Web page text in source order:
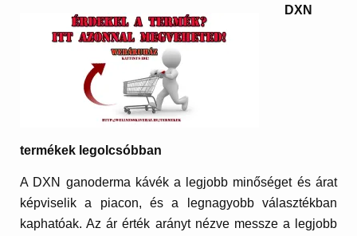
DXN
termékek legolcsóbban
A DXN ganoderma kávék a legjobb minőséget és árat
képviselik a piacon, és a legnagyobb választékban
kaphatóak. Az ár érték arányt nézve messze a legjobb